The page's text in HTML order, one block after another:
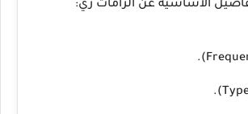
الأساسية عن الرامات زي: